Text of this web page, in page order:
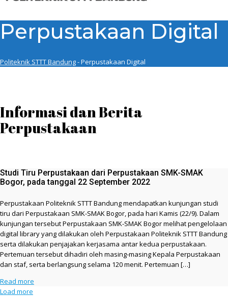
Perpustakaan Digital
Politeknik STTT Bandung-Perpustakaan Digital
Informasi dan Berita
Perpustakaan
Studi Tiru Perpustakaan dari Perpustakaan SMK-SMAK
Bogor, pada tanggal 22 September 2022
Perpustakaan Politeknik STTT Bandung mendapatkan kunjungan studi
tiru dari Perpustakaan SMK-SMAK Bogor, pada hari Kamis (22/9). Dalam
kunjungan tersebut Perpustakaan SMK-SMAK Bogor melihat pengelolaan
digital library yang dilakukan oleh Perpustakaan Politeknik STTT Bandung
serta dilakukan penjajakan kerjasama antar kedua perpustakaan.
Pertemuan tersebut dihadiri oleh masing-masing Kepala Perpustakaan
dan staf, serta berlangsung selama 120 menit. Pertemuan […]
Read more
Load more